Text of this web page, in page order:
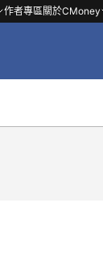
作者專區關於CMoney